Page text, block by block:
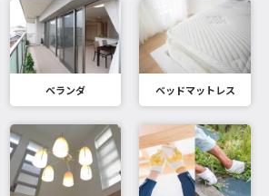
ベランダ ベッドマットレス